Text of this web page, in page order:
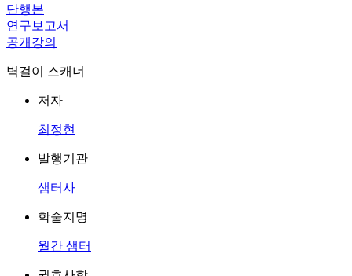
단행본
연구보고서
공개강의
벽걸이 스캐너
저자
최정현
발행기관
샘터사
학술지명
월간 샘터